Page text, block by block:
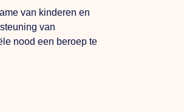
van kinderen en
van
nood een beroep te